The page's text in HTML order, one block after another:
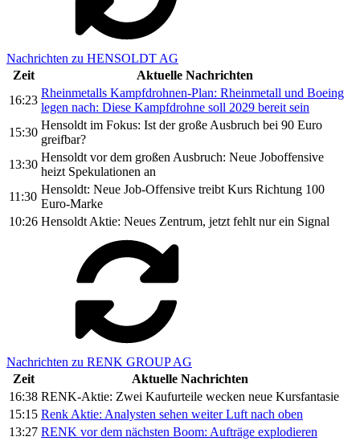
Nachrichten zu HENSOLDT AG
Zeit
Aktuelle Nachrichten
16:23
Rheinmetalls Kampfdrohnen-Plan: Rheinmetall und Boeing
legen nach: Diese Kampfdrohne soll 2029 bereit sein
15:30
Hensoldt im Fokus: Ist der große Ausbruch bei 90 Euro
greifbar?
13:30
Hensoldt vor dem großen Ausbruch: Neue Joboffensive
heizt Spekulationen an
11:30
Hensoldt: Neue Job-Offensive treibt Kurs Richtung 100
Euro-Marke
10:26 Hensoldt Aktie: Neues Zentrum, jetzt fehlt nur ein Signal
Nachrichten zu RENK GROUP AG
Zeit
Aktuelle Nachrichten
16:38 RENK-Aktie: Zwei Kaufurteile wecken neue Kursfantasie
15:15 Renk Aktie: Analysten sehen weiter Luft nach oben
13:27 RENK vor dem nächsten Boom: Aufträge explodieren